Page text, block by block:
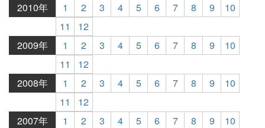
2010年
1 2 3 4 5 6 7 8 9
10
11
12
2009年
1 2 3 4 5 6 7 8 9
10
11
12
2008年
1 2 3 4 5 6 7 8 9
10
11
12
2007年
1 2 3 4 5 6 7 8 9
10